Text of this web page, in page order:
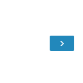
›